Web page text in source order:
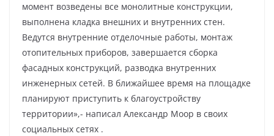
момент возведены все монолитные конструкции,
выполнена кладка внешних и внутренних стен.
Ведутся внутренние отделочные работы, монтаж
отопительных приборов, завершается сборка
фасадных конструкций, разводка внутренних
инженерных сетей. В ближайшее время на площадке
планируют приступить к благоустройству
территории»,- написал Александр Моор в своих
социальных сетях .